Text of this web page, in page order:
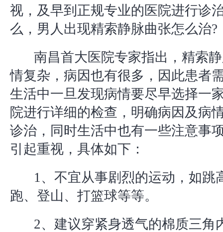
视，及早到正规专业的医院进行诊
么，男人出现精索静脉曲张怎么治?
南昌首大医院专家指出，精索
情复杂，病因也有很多，因此患者
生活中一旦发现病情要尽早选择一
院进行详细的检查，明确病因及病
诊治，同时生活中也有一些注意事
引起重视，具体如下：
1、不宜从事剧烈的运动，如跳
跑、登山、打篮球等等。
2、建议穿紧身透气的棉质三角